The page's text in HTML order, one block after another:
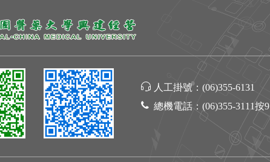
人工掛號： (06)355-6131
總機電話： (06)355-3111按9